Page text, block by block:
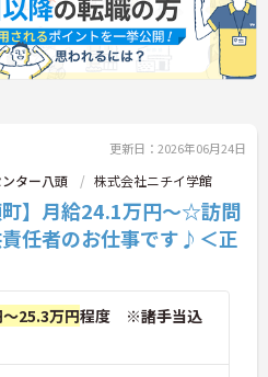
更新日：2026年06月24日
ター八頭 株式会社ニチイ学館
町】月給24.1万円～☆訪問
任者のお仕事です♪＜正
25.3万円程度 ※諸手当込